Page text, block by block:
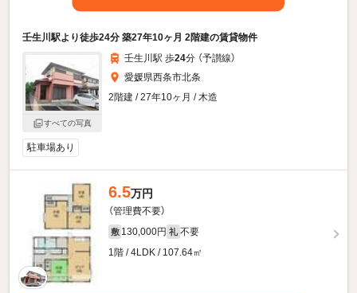
壬生川駅より徒歩24分 築27年10ヶ月 2階建の賃貸物件
すべての写真
壬生川駅 歩24分 （予讃線）
愛媛県西条市北条
2階建 / 27年10ヶ月 / 木造
駐車場あり
6.5万円
（管理費不要）
敷 130,000円 礼 不要
1階 / 4LDK / 107.64㎡